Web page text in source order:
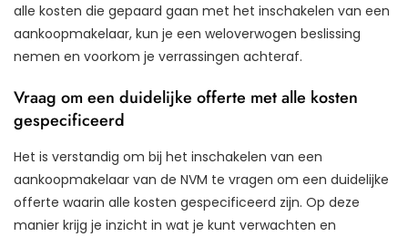
alle kosten die gepaard gaan met het inschakelen van een
aankoopmakelaar, kun je een weloverwogen beslissing
nemen en voorkom je verrassingen achteraf.
Vraag om een duidelijke offerte met alle kosten
gespecificeerd
Het is verstandig om bij het inschakelen van een
aankoopmakelaar van de NVM te vragen om een duidelijke
offerte waarin alle kosten gespecificeerd zijn. Op deze
manier krijg je inzicht in wat je kunt verwachten en